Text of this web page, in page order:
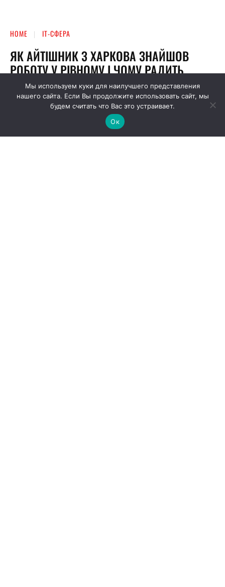
Мы используем куки для наилучшего представления
нашего сайта. Если Вы продолжите использовать сайт, мы
будем считать что Вас это устраивает.
Ок